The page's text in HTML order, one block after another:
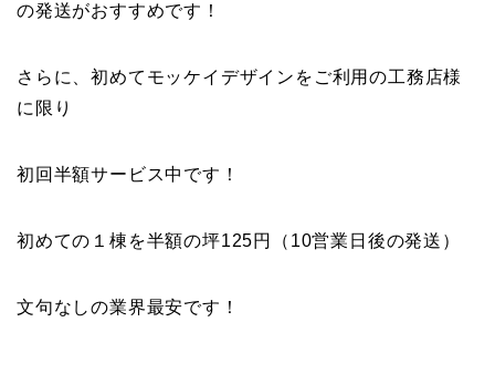
の発送がおすすめです！
さらに、初めてモッケイデザインをご利用の工務店様
に限り
初回半額サービス中です！
初めての１棟を半額の坪125円（10営業日後の発送）
文句なしの業界最安です！